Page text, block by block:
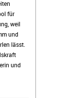
für
weil
und
lässt.
und